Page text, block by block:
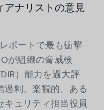
アナリストの意見
ポートで最も衝撃
が組織の脅威検
）能力を過大評
剰、楽観的、ある
キュリティ担当役員